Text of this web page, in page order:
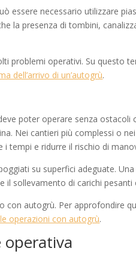
essere necessario utilizzare
la presenza di tombini,
problemi operativi. Su questo
dell’arrivo di un’autogrù.
poter operare senza ostacoli
Nei cantieri più complessi o
tempi e ridurre il rischio di
su superfici adeguate.
sollevamento di carichi pesanti
con autogrù. Per approfondire
operazioni con autogrù.
operativa